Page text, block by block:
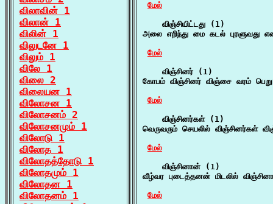
விலாவின் 1
விலான் 1
விலின் 1
விலுடனே 1
விலும் 1
விலே 1
விலை 2
விலையன 1
விலோசன 1
விலோசனம் 2
விலோசனமும் 1
விலோடு 1
விலோத 1
விலோதத்தோடு 1
விலோதமும் 1
விலோதன 1
விலோதனம் 1
மேல்
    விஞ்சியிட்டது (1)
அலை எறிந்து மை கடல் புரளுவது
மேல்
    விஞ்சினர் (1)
கோபம் விஞ்சினர் விஞ்சை வரம்
மேல்
    விஞ்சினர்கள் (1)
வெருவரும் செயலில் விஞ்சினர்கள்
மேல்
    விஞ்சினான் (1)
வீழ்வர புடைத்தனன் மிடலில்
மேல்